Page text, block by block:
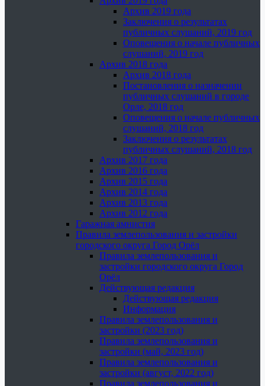
Архив 2019 года
Заключения о результатах
публичных слушаний, 2019 год
Оповещения о начале публичных
слушаний, 2019 год
Архив 2018 года
Архив 2018 года
Постановления о назначении
публичных слушаний в городе
Орле, 2018 год
Оповещения о начале публичных
слушаний, 2018 год
Заключения о результатах
публичных слушаний, 2018 год
Архив 2017 года
Архив 2016 года
Архив 2015 года
Архив 2014 года
Архив 2013 года
Архив 2012 года
Гаражная амнистия
Правила землепользования и застройки
городского округа Город Орёл
Правила землепользования и
застройки городского округа Город
Орёл
Действующая редакция
Действующая редакция
Информация
Правила землепользования и
застройки (2023 год)
Правила землепользования и
застройки (май, 2023 год)
Правила землепользования и
застройки (август, 2022 год)
Правила землепользования и